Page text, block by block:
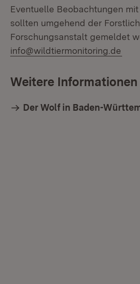
Eventuelle Beobachtungen
sollten umgehend der
Forschungsanstalt gemeldet
info@wildtiermonitoring.de
Weitere Informationen
Der Wolf in Baden-